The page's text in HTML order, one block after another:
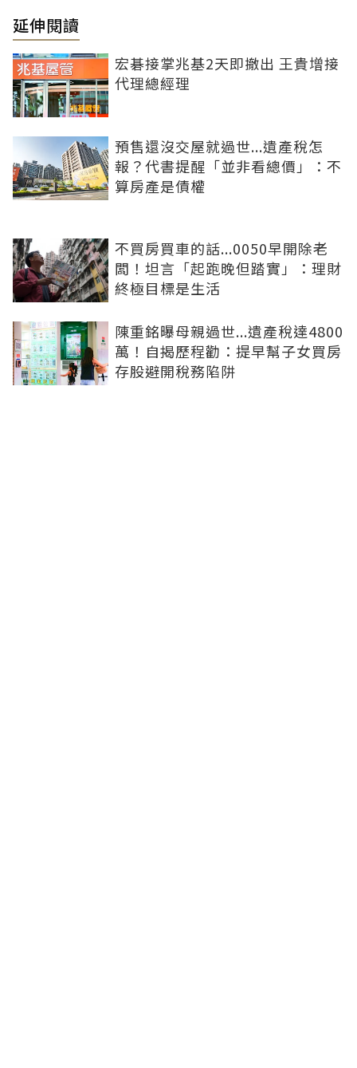
延伸閱讀
宏碁接掌兆基2天即撤出 王貴增接
代理總經理
預售還沒交屋就過世...遺產稅怎
報？代書提醒「並非看總價」：不
算房產是債權
不買房買車的話...0050早開除老
闆！坦言「起跑晚但踏實」：理財
終極目標是生活
陳重銘曝母親過世...遺產稅達4800
萬！自揭歷程勸：提早幫子女買房
存股避開稅務陷阱